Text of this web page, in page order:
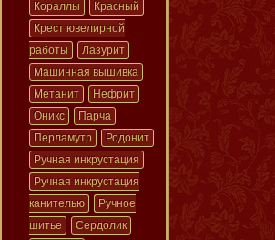
Кораллы
Красный
Крест ювелирной
работы
Лазурит
Машинная вышивка
Метанит
Нефрит
Оникс
Парча
Перламутр
Родонит
Ручная инкрустация
Ручная инкрустация
канителью
Ручное
шитье
Сердолик